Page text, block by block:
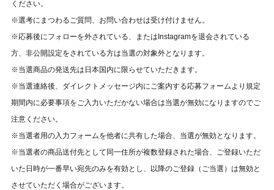
ください。
※選考にまつわるご質問、お問い合わせは受け付けません。⁠
※応募後にフォローを外されている、またはInstagramを退会されている
方、非公開設定をされている方は当選の対象外となります。
※当選商品の発送先は日本国内に限らせていただきます。
※当選連絡後、ダイレクトメッセージ内にご案内する応募フォームより規定
期間内に必要事項をご入力いただかない場合は当選が無効になりますのでご
注意ください。
※当選者用の入力フォームを他者に共有した場合、当選が無効となります。
※当選者の商品送付先として同一住所が複数登録された場合、ご登録いただ
いた日時が一番早い宛先のみを有効とし、以降のご登録（ご当選）は無効と
させていただく場合がございます。